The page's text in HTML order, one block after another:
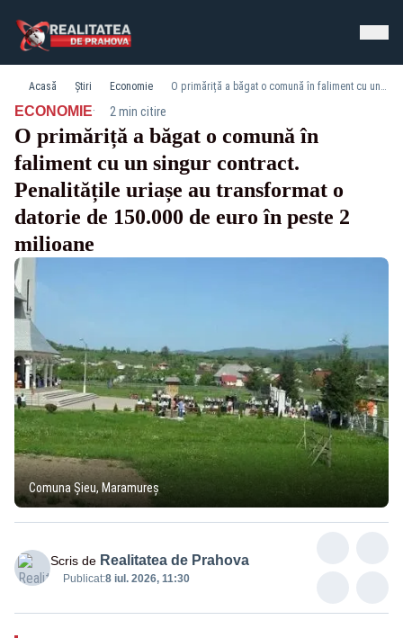
Acasă Știri Economie O primăriță a băgat o comună în faliment cu un singur contract. Penalitățile uriașe au transformat o datorie de 150.000 de euro în peste 2 milioane
ECONOMIE· 2 min citire
O primăriță a băgat o comună în
faliment cu un singur contract.
Penalitățile uriașe au transformat o
datorie de 150.000 de euro în peste 2
milioane
Comuna Șieu, Maramureș
Scris de Realitatea de Prahova
Publicat:8 iul. 2026, 11:30